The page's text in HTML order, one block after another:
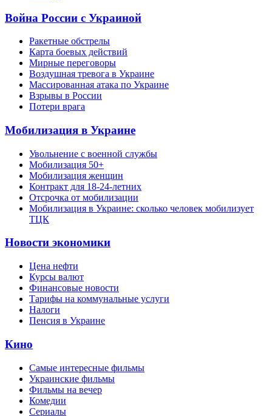
Война России с Украиной
Ракетные обстрелы
Карта боевых действий
Мирные переговоры
Воздушная тревога в Украине
Массированная атака по Украине
Взрывы в России
Потери врага
Мобилизация в Украине
Увольнение с военной службы
Мобилизация 50+
Мобилизация женщин
Контракт для 18-24-летних
Отсрочка от мобилизации
Мобилизация в Украине: сколько человек мобилизует
ТЦК
Новости экономики
Цена нефти
Курсы валют
Финансовые новости
Тарифы на коммунальные услуги
Налоги
Пенсия в Украине
Кино
Самые интересные фильмы
Украинские фильмы
Фильмы на вечер
Комедии
Сериалы